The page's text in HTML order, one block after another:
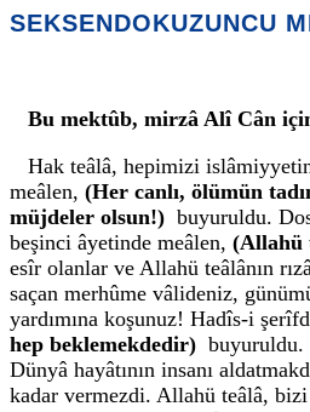
SEKSENDOKUZUNCU
Bu mektûb, mirzâ Alî Cân
Hak teâlâ, hepimizi
meâlen, (Her canlı, ölümün
müjdeler olsun!) buyuruldu.
beşinci âyetinde meâlen, (Allahü
esîr olanlar ve Allahü teâlânın
saçan merhûme vâlideniz,
yardımına koşunuz! Hadîs-i
hep beklemekdedir) buyuruldu.
Dünyâ hayâtının insanı
kadar vermezdi. Allahü teâlâ,